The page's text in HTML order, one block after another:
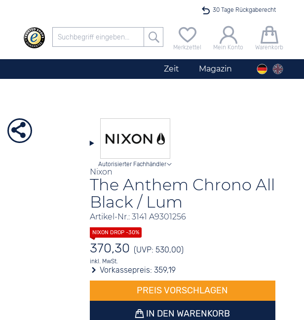
30 Tage Rückgaberecht
Versandkostenfrei ab 40 €
24h Expresslieferung
100 Tage Niedrigpreisgarantie
Merkzettel Mein Konto Warenkorb
Zeit Magazin
Nixon
The Anthem Chrono All
Black / Lum
Artikel-Nr.: 3141 A9301256
Autorisierter Fachhändler
370,30 (UVP: 530,00)
inkl. MwSt.
Vorkassepreis: 359,19
PREIS VORSCHLAGEN
IN DEN WARENKORB